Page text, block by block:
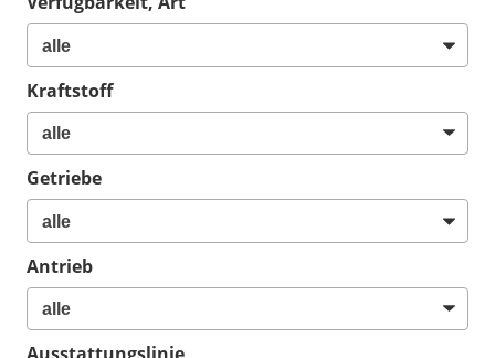
Kraftstoff
Getriebe
Antrieb